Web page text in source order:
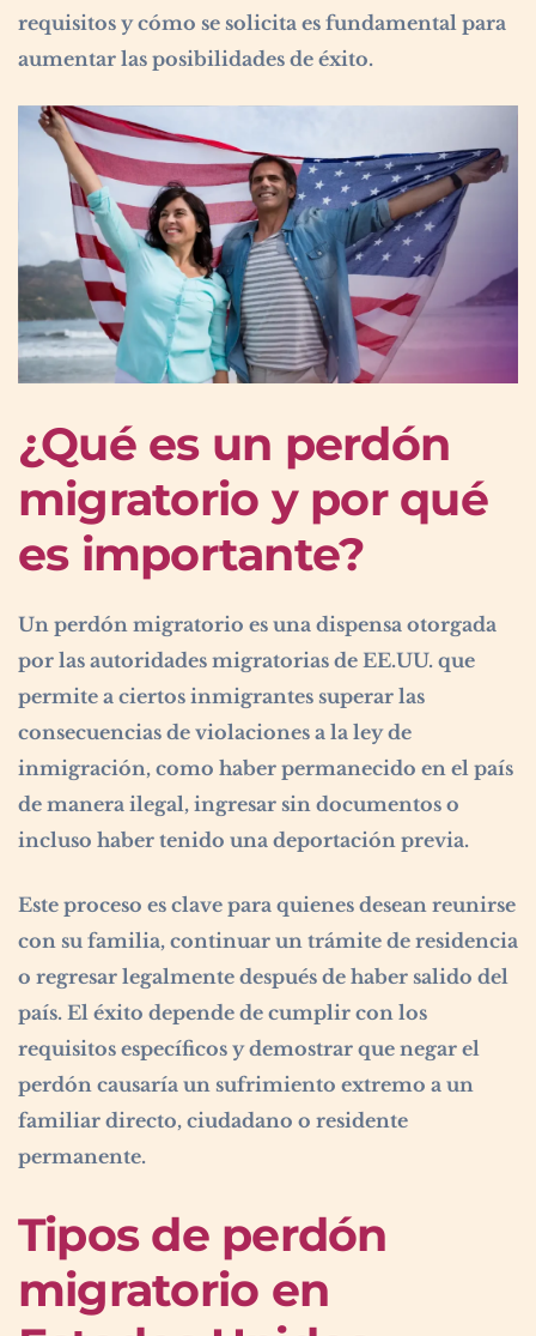
requisitos y cómo se solicita es fundamental para
aumentar las posibilidades de éxito.
¿Qué es un perdón
migratorio y por qué
es importante?
Un perdón migratorio es una dispensa otorgada
por las autoridades migratorias de EE.UU. que
permite a ciertos inmigrantes superar las
consecuencias de violaciones a la ley de
inmigración, como haber permanecido en el país
de manera ilegal, ingresar sin documentos o
incluso haber tenido una deportación previa.
Este proceso es clave para quienes desean reunirse
con su familia, continuar un trámite de residencia
o regresar legalmente después de haber salido del
país. El éxito depende de cumplir con los
requisitos específicos y demostrar que negar el
perdón causaría un sufrimiento extremo a un
familiar directo, ciudadano o residente
permanente.
Tipos de perdón
migratorio en